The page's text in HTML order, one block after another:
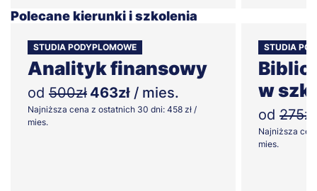
Polecane kierunki i szkolenia
STUDIA PODYPLOMOWE
Analityk finansowy
od 500zł 463zł / mies.
Najniższa cena z ostatnich 30 dni: 458 zł /
mies.
STUDIA
w
od 275zł
Najniższa
mies.